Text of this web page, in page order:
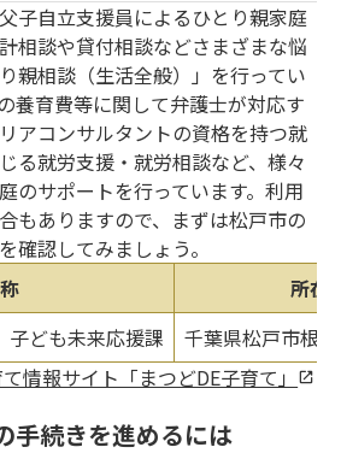
子自立支援員によるひとり親家庭
相談や貸付相談などさまざまな悩
親相談（生活全般）」を行ってい
養育費等に関して弁護士が対応す
アコンサルタントの資格を持つ就
る就労支援・就労相談など、様々
のサポートを行っています。利用
もありますので、まずは松戸市の
確認してみましょう。
所在
ども未来応援課
千葉県松戸市根
情報サイト「まつどDE子育て」
手続きを進めるには